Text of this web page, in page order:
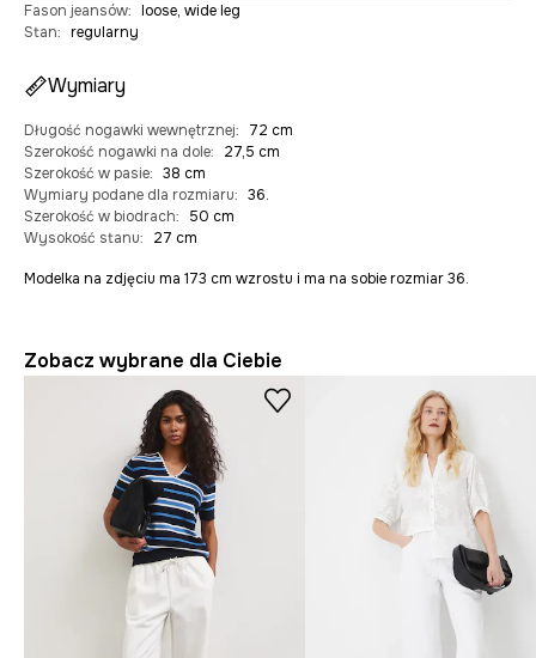
Fason jeansów: loose, wide leg
Stan: regularny
Wymiary
Długość nogawki wewnętrznej:
72 cm
Szerokość nogawki na dole:
27,5 cm
Szerokość w pasie: 38 cm
Wymiary podane dla rozmiaru: 36.
Szerokość w biodrach:
50 cm
Wysokość stanu: 27 cm
Modelka na zdjęciu ma 173 cm wzrostu i ma na sobie rozmiar 36.
Zobacz wybrane dla Ciebie